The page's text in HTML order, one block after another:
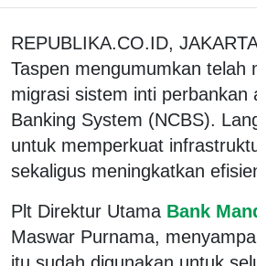
REPUBLIKA.CO.ID,
Taspen mengumumkan telah
migrasi sistem inti perbankan
Banking System (NCBS).
untuk memperkuat
sekaligus meningkatkan
Plt Direktur Utama Bank
Maswar Purnama,